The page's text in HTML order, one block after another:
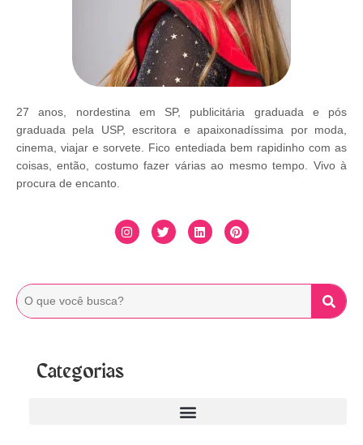
27 anos, nordestina em SP, publicitária graduada e pós
graduada pela USP, escritora e apaixonadíssima por moda,
cinema, viajar e sorvete. Fico entediada bem rapidinho com as
coisas, então, costumo fazer várias ao mesmo tempo. Vivo à
procura de encanto.
Categorias